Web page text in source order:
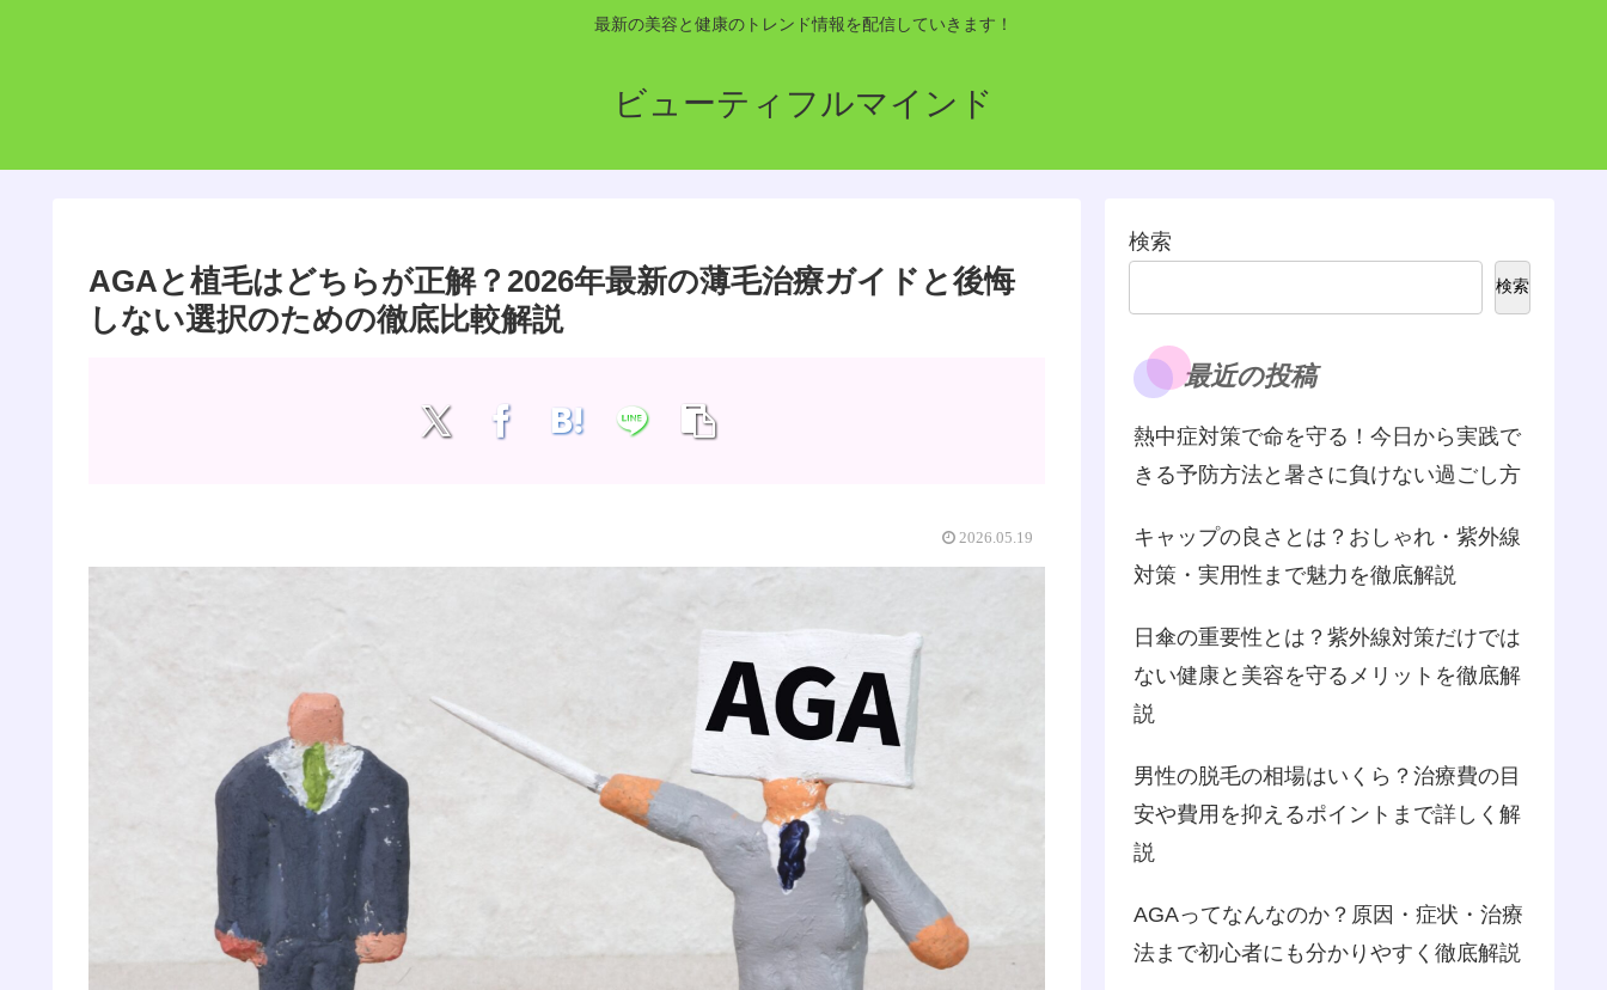
最新の美容と健康のトレンド情報を配信していきます！
ビューティフルマインド
AGAと植毛はどちらが正解？2026年最新の薄毛治療ガイドと後悔
しない選択のための徹底比較解説
2026.05.19
検索
検索
最近の投稿
熱中症対策で命を守る！今日から実践で
きる予防方法と暑さに負けない過ごし方
キャップの良さとは？おしゃれ・紫外線
対策・実用性まで魅力を徹底解説
日傘の重要性とは？紫外線対策だけでは
ない健康と美容を守るメリットを徹底解
説
男性の脱毛の相場はいくら？治療費の目
安や費用を抑えるポイントまで詳しく解
説
AGAってなんなのか？原因・症状・治療
法まで初心者にも分かりやすく徹底解説